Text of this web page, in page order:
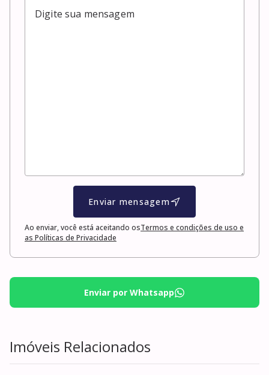
Enviar mensagem
Ao enviar, você está aceitando osTermos e condições de uso e
as Políticas de Privacidade
Enviar por Whatsapp
Imóveis Relacionados